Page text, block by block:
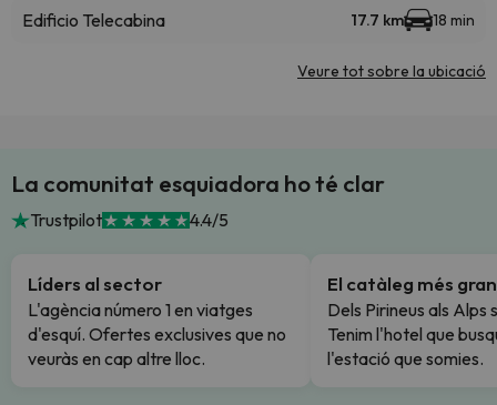
Edificio Telecabina 17.7 km 18 min
Veure tot sobre la ubicació
La comunitat esquiadora ho té clar
Trustpilot 4.4/5
Líders al sector
L'agència número 1 en viatges
d'esquí. Ofertes exclusives que no
veuràs en cap altre lloc.
El catàleg més gran
Dels Pirineus als Alps
Tenim l'hotel que
l'estació que somies.